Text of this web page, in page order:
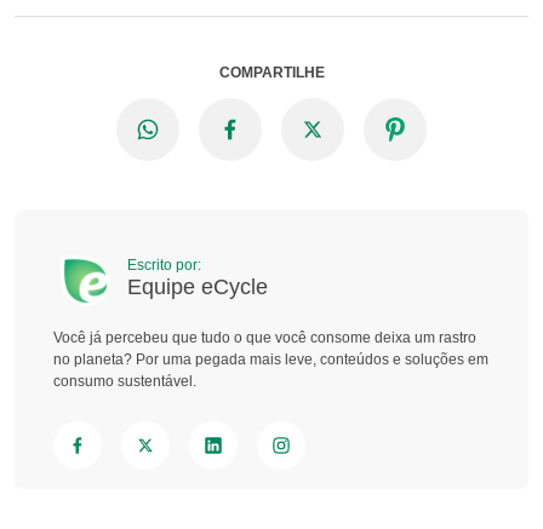
COMPARTILHE
Escrito por:
Equipe eCycle
Você já percebeu que tudo o que você consome deixa um rastro
no planeta? Por uma pegada mais leve, conteúdos e soluções em
consumo sustentável.